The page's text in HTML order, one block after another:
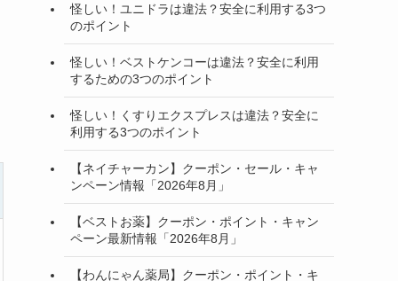
怪しい！ユニドラは違法？安全に利用する3つ
のポイント
怪しい！ベストケンコーは違法？安全に利用
するための3つのポイント
怪しい！くすりエクスプレスは違法？安全に
利用する3つのポイント
【ネイチャーカン】クーポン・セール・キャ
ンペーン情報「2026年8月」
【ベストお薬】クーポン・ポイント・キャン
ペーン最新情報「2026年8月」
【わんにゃん薬局】クーポン・ポイント・キ